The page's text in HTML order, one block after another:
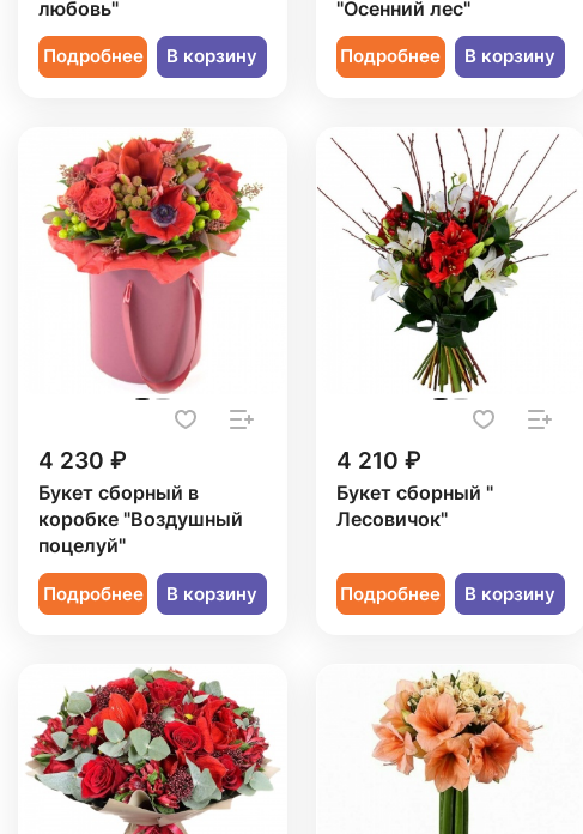
любовь"
Подробнее В корзину
"Осенний лес"
Подробнее В корзину
4 230 ₽
Букет сборный в
коробке "Воздушный
поцелуй"
Подробнее В корзину
4 210 ₽
Букет сборный "
Лесовичок"
Подробнее В корзину